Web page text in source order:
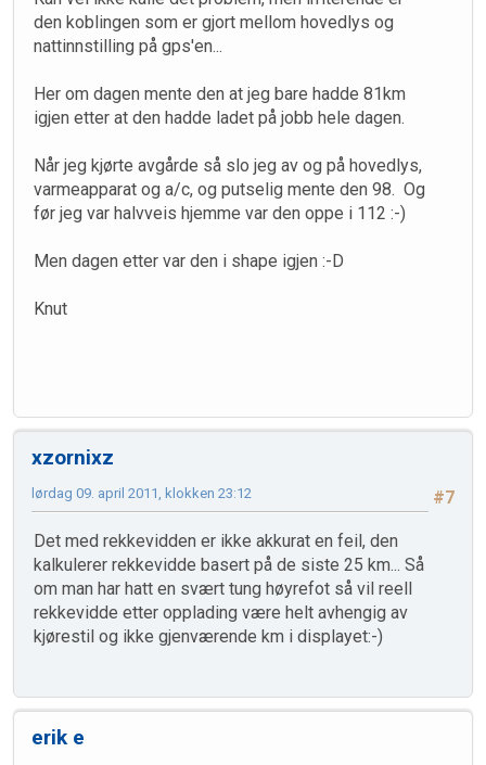
den koblingen som er gjort mellom hovedlys og
nattinnstilling på gps'en...
Her om dagen mente den at jeg bare hadde 81km
igjen etter at den hadde ladet på jobb hele dagen.
Når jeg kjørte avgårde så slo jeg av og på hovedlys,
varmeapparat og a/c, og putselig mente den 98. Og
før jeg var halvveis hjemme var den oppe i 112 :-)
Men dagen etter var den i shape igjen :-D
Knut
xzornixz
#7
lørdag 09. april 2011, klokken 23:12
Det med rekkevidden er ikke akkurat en feil, den
kalkulerer rekkevidde basert på de siste 25 km... Så
om man har hatt en svært tung høyrefot så vil reell
rekkevidde etter opplading være helt avhengig av
kjørestil og ikke gjenværende km i displayet:-)
erik e